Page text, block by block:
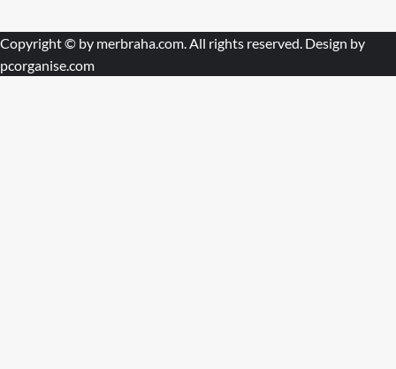
Copyright © by merbraha.com. All rights reserved. Design by
pcorganise.com